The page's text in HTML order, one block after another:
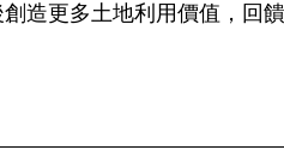
造更多土地利用價值，回